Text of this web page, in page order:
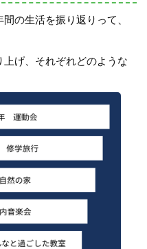
の生活を振り返りって、
げ、それぞれどのような